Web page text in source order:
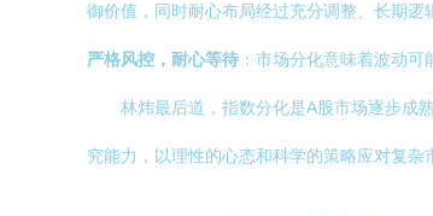
御价值，同时耐心布局经过充分调整、长期逻
严格风控，耐心等待 ：市场分化意味着波动
林炜最后道，指数分化是A股市场逐步成
究能力，以理性的心态和科学的策略应对复